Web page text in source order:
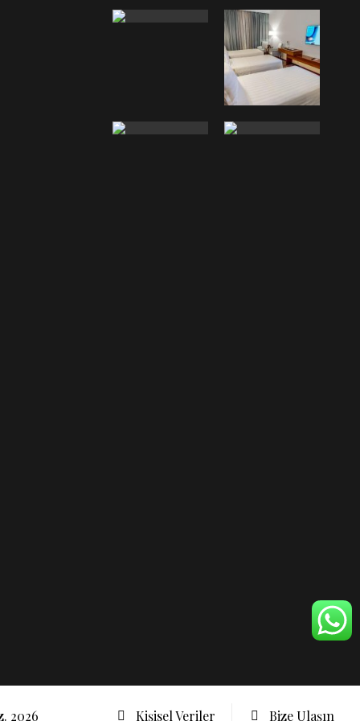
2026 Bize Ulaşın
Kişisel Veriler